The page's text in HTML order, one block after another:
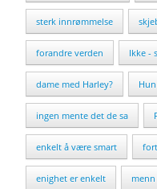
sterk innrømmelse
forandre verden Ikke -
dame med Harley?
ingen mente det de sa
enkelt å være smart
enighet er enkelt